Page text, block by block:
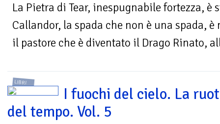
La Pietra di Tear, inespugnabile fortezza, è
Callandor, la spada che non è una spada,
il pastore che è diventato il Drago Rinato,
LIBRI
I fuochi del cielo. La
del tempo. Vol. 5